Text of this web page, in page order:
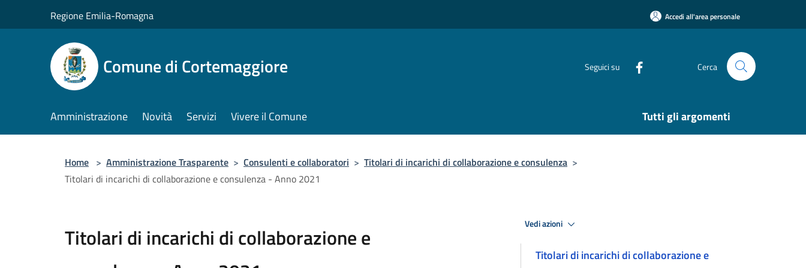
Regione Emilia-Romagna Accedi all'area personale
Comune di Cortemaggiore Seguici su Cerca
Amministrazione Novità Servizi Vivere il Comune Tutti gli argomenti
Home > Amministrazione Trasparente > Consulenti e collaboratori > Titolari di incarichi di collaborazione e consulenza >
Titolari di incarichi di collaborazione e consulenza - Anno 2021
Titolari di incarichi di collaborazione e
Vedi azioni
Titolari di incarichi di collaborazione e